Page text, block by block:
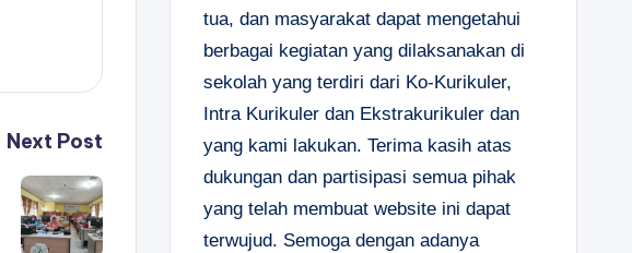
Next Post
tua, dan masyarakat dapat mengetahui
berbagai kegiatan yang dilaksanakan di
sekolah yang terdiri dari Ko-Kurikuler,
Intra Kurikuler dan Ekstrakurikuler dan
yang kami lakukan. Terima kasih atas
dukungan dan partisipasi semua pihak
yang telah membuat website ini dapat
terwujud. Semoga dengan adanya